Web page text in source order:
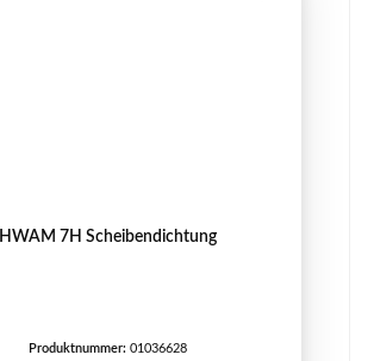
HWAM 7H Scheibendichtung
Produktnummer: 01036628